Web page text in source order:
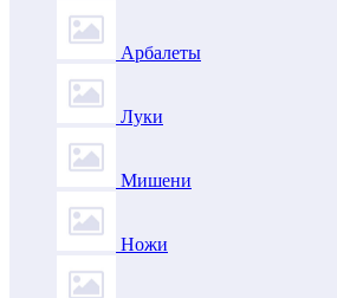
Арбалеты
Луки
Мишени
Ножи